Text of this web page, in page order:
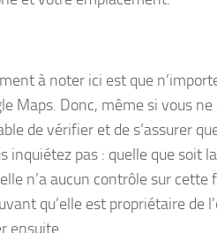
à noter ici est que
Maps. Donc, même si vous
de vérifier et de s’assurer
inquiétez pas : quelle que soit
n’a aucun contrôle sur
qu’elle est propriétaire de
ensuite.